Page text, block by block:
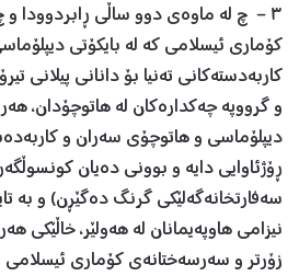
٣ – چ لە ماوەی دوو ساڵی ڕابردوودا و
کۆماری ئیسلامی کە لە بایکۆتی
کاربەدستەکانی تەنیا بۆ دانانی پیلانی
و گرووپە چەکدارەکان له هاتوچۆدان،
دیپلۆماسی و ھاتوچۆی سەران و
ڕۆژئاوایی دایە و بوونی دەیان
سەفارتخانەگەلێکی گرنگ دەگێڕن) و به
نیزامی هاوپەیمانان لە هەولێر، خاڵێکی
زۆرتر و سەرسەختانەی کۆماری